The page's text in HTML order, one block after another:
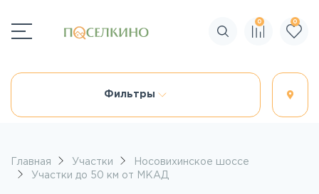
Поиск по сайту
0 0
Фильтры
Главная Участки
Носовихинское шоссе
Участки до 50 км от МКАД